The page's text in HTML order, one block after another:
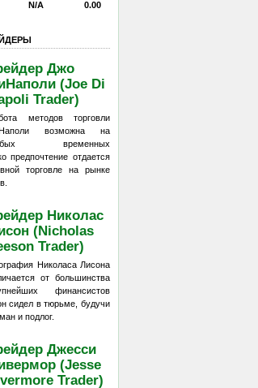
N/A 0.00
Джо
(Joe Di
Trader)
методов торговли
возможна на
временных
предпочтение отдается
торговле на рынке
Николас
(Nicholas
Trader)
Николаса Лисона
от большинства
финансистов
сидел в тюрьме, будучи
и подлог.
Джесси
(Jesse
Trader)